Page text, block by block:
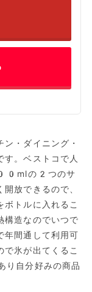
・ダイニング・
す。ベストコで人
の2つのサ
放できるので、
ボトルに入れるこ
構造なのでいつで
年間通して利用可
で氷が出てくるこ
り自分好みの商品